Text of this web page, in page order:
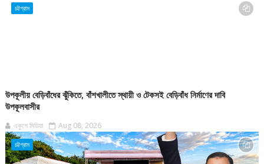
চট্টগ্রাম
উপকূলীয় বেড়িবাঁধের ঝুঁকিতে, বাঁশখালীতে স্থায়ী ও টেকসই বেড়িবাঁধ নির্মাণের দাবি
উপকূলবাসীর
একুশে মিডিয়া Aug 08, 2026
চট্টগ্রাম